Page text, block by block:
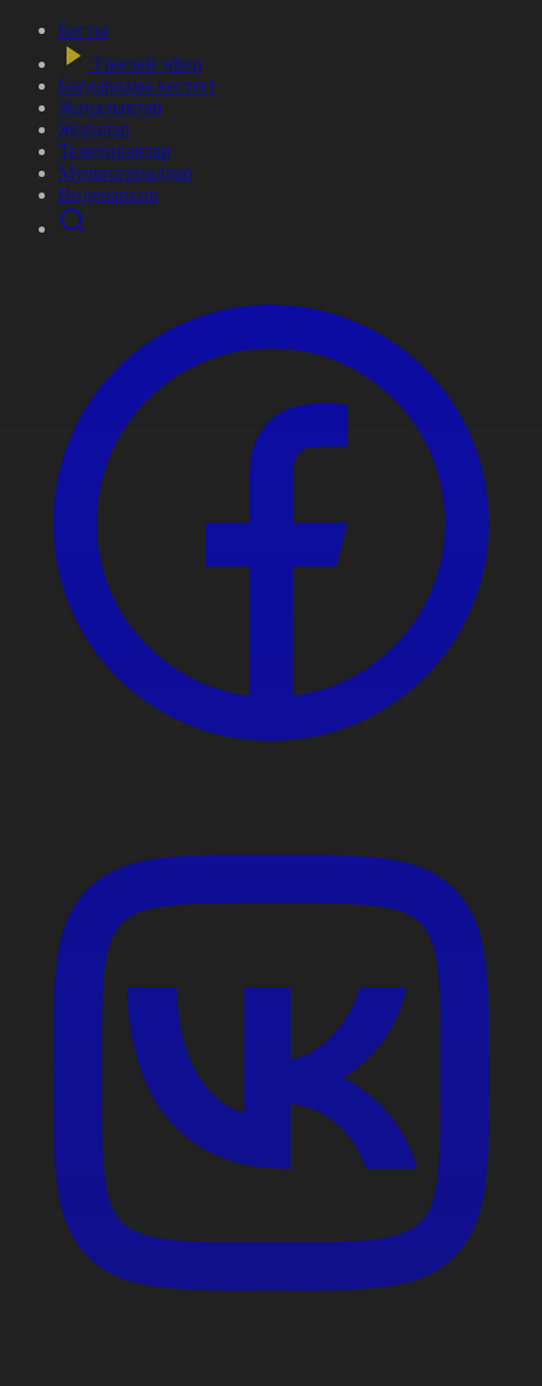
Басты
Тікелей эфир
Бағдарлама кестесі
Жаңалықтар
Жобалар
Телехикаялар
Мультсериалдар
Видеоархив